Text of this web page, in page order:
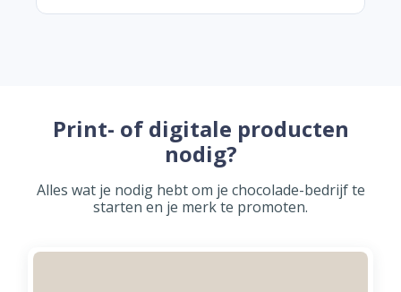
Print- of digitale producten
nodig?
Alles wat je nodig hebt om je chocolade-bedrijf te
starten en je merk te promoten.